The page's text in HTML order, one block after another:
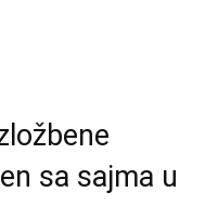
sa sajma u